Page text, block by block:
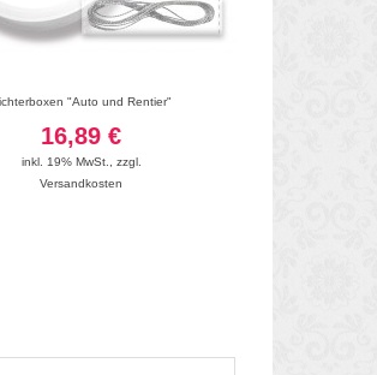
"Auto und Rentier"
16,89 €
inkl. 19% MwSt.
zzgl.
Versandkosten